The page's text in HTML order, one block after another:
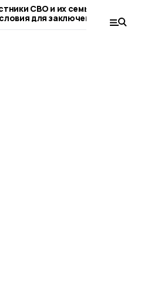
СВО и их семьи
для заключения
обсудили